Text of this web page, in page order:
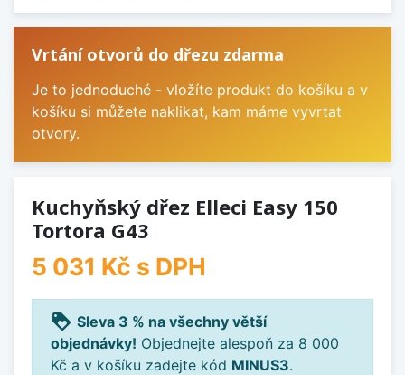
Vrtání otvorů do dřezu zdarma
Je to jednoduché - vložíte produkt do košíku a v
košíku si můžete naklikat, kam máme vyvrtat
otvory.
Kuchyňský dřez Elleci Easy 150
Tortora G43
5 031 Kč s DPH
loyalty Sleva 3 % na všechny větší
objednávky! Objednejte alespoň za 8 000
Kč a v košíku zadejte kód MINUS3.